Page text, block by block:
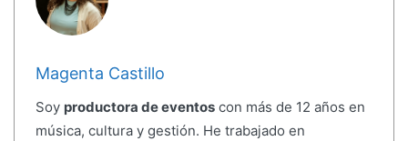
Magenta Castillo
Soy productora de eventoscon más de 12 años en
música, cultura y gestión. He trabajado en